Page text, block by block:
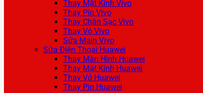
Thay Mặt Kính Vivo
Thay Pin Vivo
Thay Chân Sạc Vivo
Thay Vỏ Vivo
Sửa Main Vivo
Sửa Điện Thoại Huawei
Thay Màn Hình Huawei
Thay Mặt Kính Huawei
Thay Vỏ Huawei
Thay Pin Huawei